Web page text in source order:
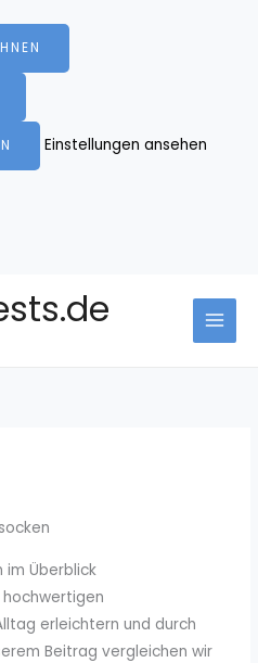
Einstellungen ansehen
im Überblick
hochwertigen
erleichtern und durch
Beitrag vergleichen wir